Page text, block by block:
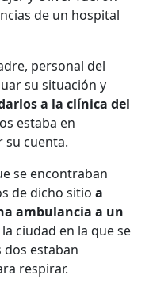
de un hospital
personal del
su situación y
a la clínica del
estaba en
su cuenta.
se encontraban
de dicho sitioa
ambulancia a un
la ciudad en la que se
estaban
respirar.